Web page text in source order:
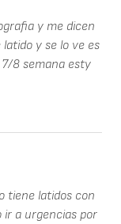
y me dicen
y se lo ve es
8 semana esty
tiene latidos con
ir a urgencias por